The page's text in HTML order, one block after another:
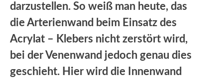
darzustellen. So weiß man heute, das
die Arterienwand beim Einsatz des
Acrylat – Klebers nicht zerstört wird,
bei der Venenwand jedoch genau dies
geschieht. Hier wird die Innenwand